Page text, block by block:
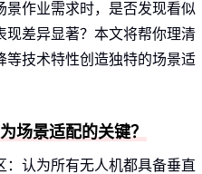
景作业需求时，是否发现看似
现差异显著？本文将帮你理清
等技术特性创造独特的场景适
场景适配的关键？
：认为所有无人机都具备垂直